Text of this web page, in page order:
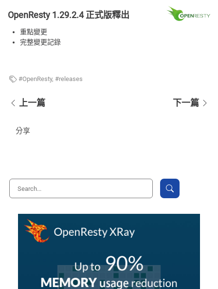
OpenResty 1.29.2.4 正式版釋出
重點變更
完整變更記錄
OpenResty, releases
上一篇 下一篇
分享